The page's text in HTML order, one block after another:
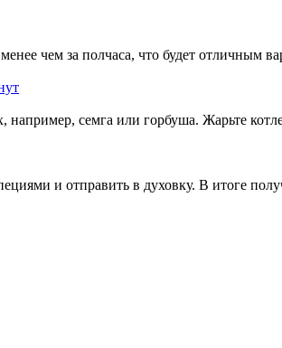
чем за полчаса, что будет отличным
семга или горбуша. Жарьте
и отправить в духовку. В итоге